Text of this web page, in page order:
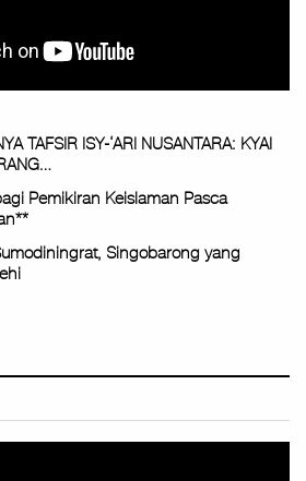
TAFSIR ISY-‘ARI NUSANTARA: KYAI
Pemikiran Keislaman Pasca
Singobarong yang